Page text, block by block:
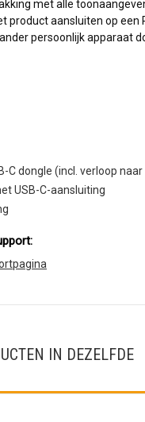
met alle
product aansluiten op een
persoonlijk apparaat
C dongle (incl. verloop naar
USB-C-aansluiting
IN DEZELFDE